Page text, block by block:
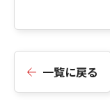
一覧に戻る